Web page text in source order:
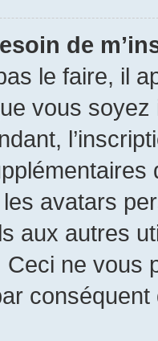
de
le faire, il
vous
avatars
aux autres
Ceci ne vous
conséquent